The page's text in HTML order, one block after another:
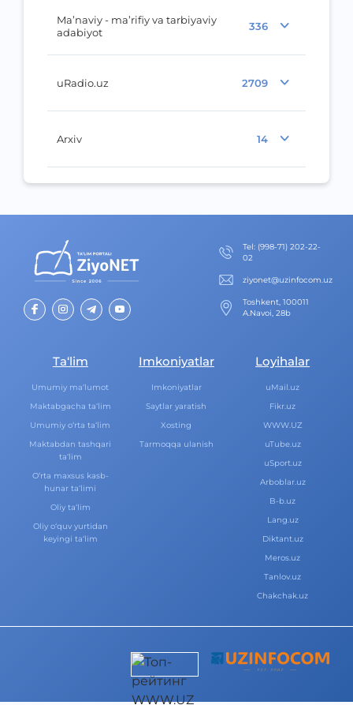
Ma’naviy - ma’rifiy va tarbiyaviy
adabiyot
336
uRadio.uz 2709
Arxiv 14
Теl: (998-71) 202-22-
02
ziyonet@uzinfocom.uz
Toshkent, 100011
A.Navoi, 28b
Ta‘lim
Umumiy ma‘lumot
Maktabgacha ta‘lim
Umumiy o‘rta ta‘lim
Maktabdan tashqari
ta‘lim
O‘rta maxsus kasb-
hunar ta‘limi
Oliy ta‘lim
Oliy o‘quv yurtidan
keyingi ta‘lim
Imkoniyatlar
Imkoniyatlar
Saytlar yaratish
Xosting
Tarmoqqa ulanish
Loyihalar
uMail.uz
Fikr.uz
WWW.UZ
uTube.uz
uSport.uz
Arboblar.uz
B-b.uz
Lang.uz
Diktant.uz
Meros.uz
Tanlov.uz
Chakchak.uz